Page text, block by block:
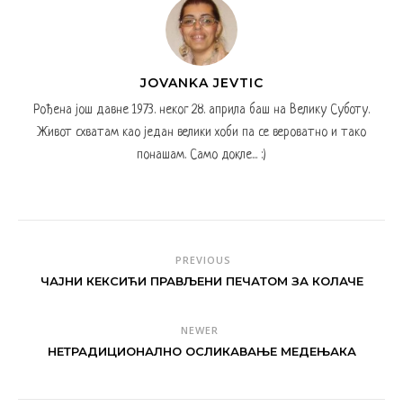
JOVANKA JEVTIC
Рођена још давне 1973. неког 28. априла баш на Велику Суботу.
Живот схватам као један велики хоби па се вероватно и тако
понашам. Само докле... :)
PREVIOUS
ЧАЈНИ КЕКСИЋИ ПРАВЉЕНИ ПЕЧАТОМ ЗА КОЛАЧЕ
NEWER
НЕТРАДИЦИОНАЛНО ОСЛИКАВАЊЕ МЕДЕЊАКА